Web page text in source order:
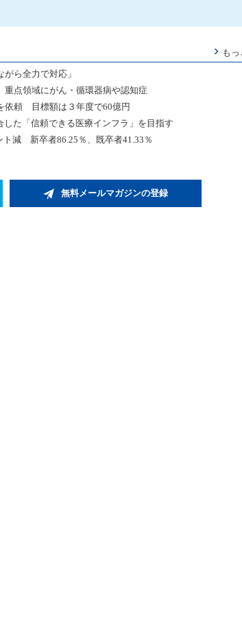
も
ら全力で対応」
点領域にがん・循環器病や認知症
依頼 目標額は３年度で60億円
た「信頼できる医療インフラ」を目指す
減 新卒者86.25％、既卒者41.33％
無料メールマガジンの登録